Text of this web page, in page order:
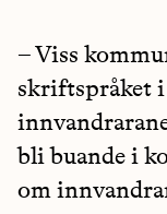
– Viss
skriftspråket i
bli buande i
om